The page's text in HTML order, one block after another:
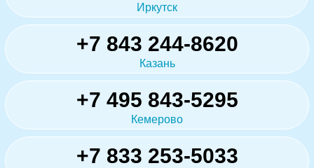
Иркутск
+7 843 244-8620
Казань
+7 495 843-5295
Кемерово
+7 833 253-5033